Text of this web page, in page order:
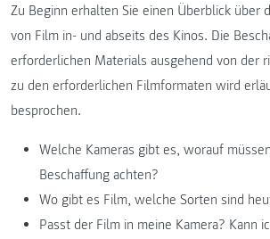
Zu Beginn erhalten Sie einen Überblick über
von Film in- und abseits des Kinos. Die
erforderlichen Materials ausgehend von der
zu den erforderlichen Filmformaten wird
besprochen.
Welche Kameras gibt es, worauf
Beschaffung achten?
Wo gibt es Film, welche Sorten sind
Passt der Film in meine Kamera? Kann